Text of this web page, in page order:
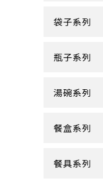
雙層紙杯
冷熱共用杯
試飲小紙杯
袋子系列
紙袋
瓶子系列
湯碗系列
扁碗系列
餐盒系列
日式餐盒
餐具系列